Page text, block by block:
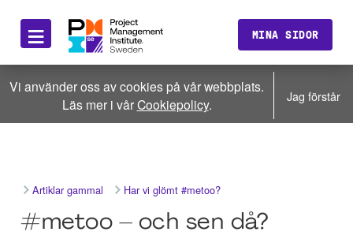
≡ MINA SIDOR
Vi använder oss av cookies på vår webbplats.
Läs mer i vårCookiepolicy. Jag förstår
Artiklar gammal Har vi glömt #metoo?
#metoo – och sen då?